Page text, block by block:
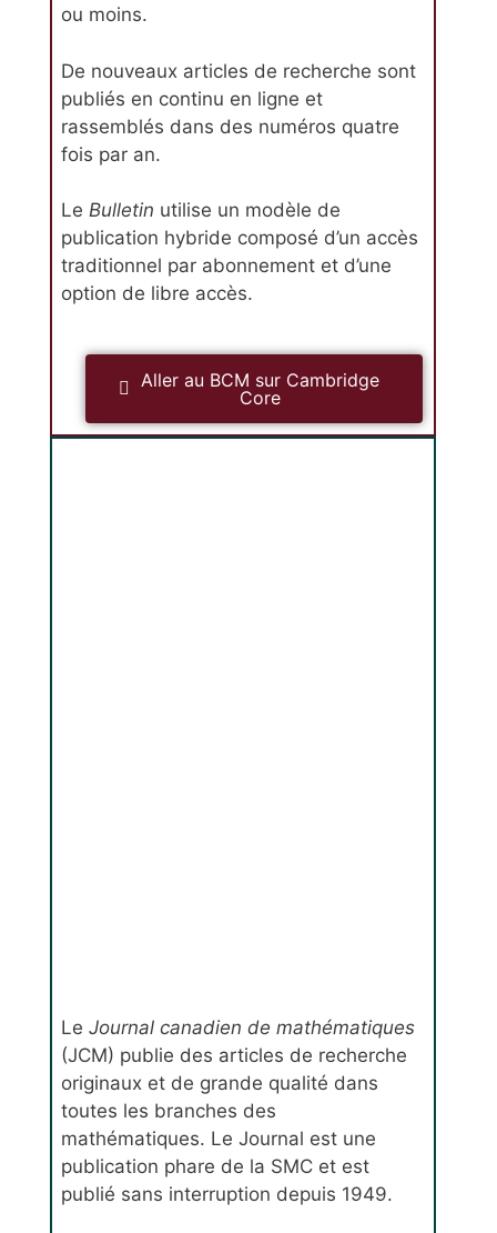
ou moins.
De nouveaux articles de recherche sont
publiés en continu en ligne et
rassemblés dans des numéros quatre
fois par an.
Le Bulletin utilise un modèle de
publication hybride composé d’un accès
traditionnel par abonnement et d’une
option de libre accès.
Aller au BCM sur Cambridge
Core
Le Journal canadien de mathématiques
(JCM) publie des articles de recherche
originaux et de grande qualité dans
toutes les branches des
mathématiques. Le Journal est une
publication phare de la SMC et est
publié sans interruption depuis 1949.